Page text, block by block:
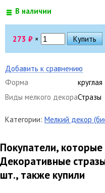
В наличии
273 ₽ ×
Добавить к сравнению
Форма
круглая
Виды мелкого декораСтразы
Категории: Мелкий декор
Покупатели,
Декоративные
шт., также купили